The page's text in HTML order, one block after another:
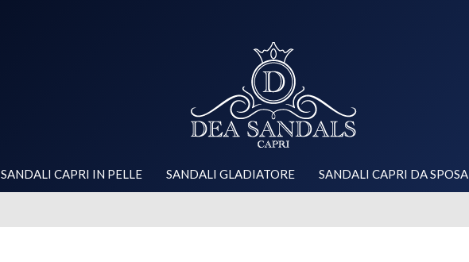
SANDALI CAPRI IN PELLE SANDALI GLADIATORE SANDALI CAPRI DA SPOSA